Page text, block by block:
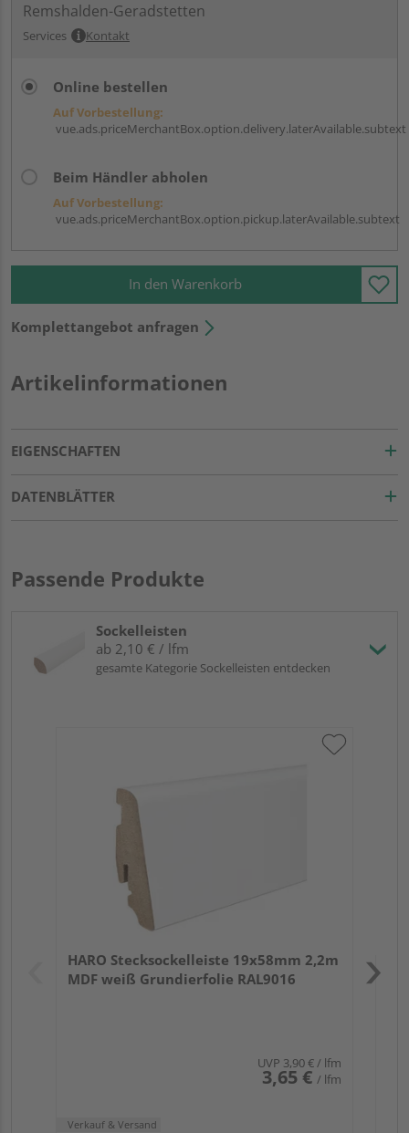
Remshalden-Geradstetten
Services Kontakt
Online bestellen
Auf Vorbestellung:
vue.ads.priceMerchantBox.option.delivery.laterAvailable.subtext
Beim Händler abholen
Auf Vorbestellung:
vue.ads.priceMerchantBox.option.pickup.laterAvailable.subtext
In den Warenkorb
Komplettangebot anfragen
Artikelinformationen
EIGENSCHAFTEN
DATENBLÄTTER
Passende Produkte
Sockelleisten
ab 2,10 € / lfm
gesamte Kategorie Sockelleisten entdecken
HARO Stecksockelleiste 19x58mm 2,2m
MDF weiß Grundierfolie RAL9016
UVP 3,90 €/ lfm
3,65 € / lfm
Verkauf & Versand